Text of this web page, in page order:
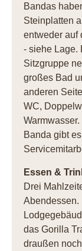
Bandas
Steinplatten
entweder auf
- siehe Lage.
Sitzgruppe
großes Bad
anderen
WC,
Banda gibt
Essen &
Drei
Abendessen.
das Gorilla
draußen